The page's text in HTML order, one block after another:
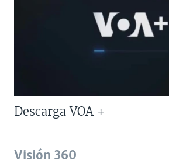
Descarga VOA +
Visión 360